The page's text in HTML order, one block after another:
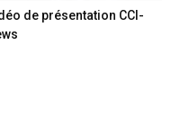
de présentation CCI-